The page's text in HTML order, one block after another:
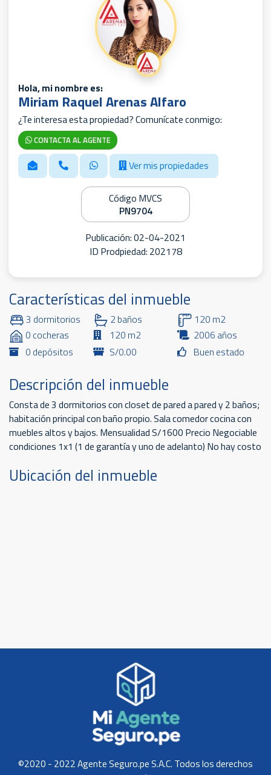
Hola, mi nombre es:
Miriam Raquel Arenas Alfaro
¿Te interesa esta propiedad? Comunícate conmigo:
CONTACTA AL AGENTE
Ver mis propiedades
Código MVCS
PN9704
Publicación: 02-04-2021
ID Prodpiedad: 202178
Características del inmueble
3 dormitorios 2 baños
120 m2
0 cocheras
120 m2
2006 años
0 depósitos
S/0.00 Buen estado
Descripción del inmueble
Consta de 3 dormitorios con closet de pared a pared y 2 baños;
habitación principal con baño propio. Sala comedor cocina con
muebles altos y bajos. Mensualidad S/1600 Precio Negociable
condiciones 1x1 (1 de garantía y uno de adelanto) No hay costo
Ubicación del inmueble
©2020 - 2022 Agente Seguro.pe S.A.C. Todos los derechos